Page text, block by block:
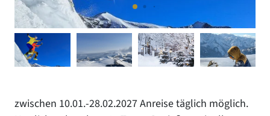
zwischen 10.01.-28.02.2027 Anreise täglich möglich.